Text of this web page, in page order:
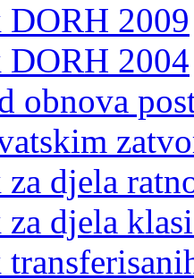
DORH 2009
DORH 2004
obnova
za djela
za djela